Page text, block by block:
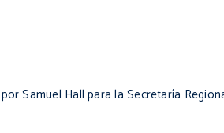
Samuel Hall para la Secretaría